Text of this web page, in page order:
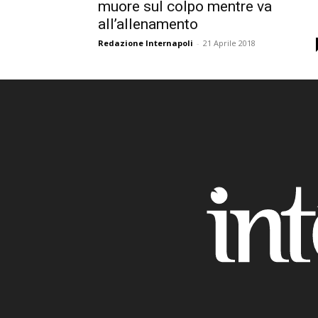
muore sul colpo mentre va
all’allenamento
Redazione Internapoli - 21 Aprile 2018